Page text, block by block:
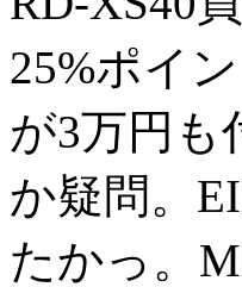
25%ポイ
が3万円も
か疑問。
たかっ。